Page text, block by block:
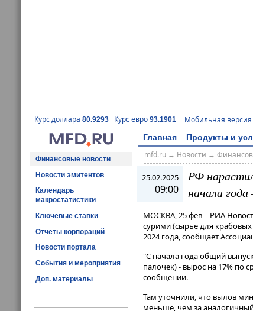
Курс доллара 80.9293 Курс евро 93.1901 Мобильная версия
Главная Продукты и
Финансовые новости
Новости эмитентов
Календарь
макростатистики
Ключевые ставки
Отчёты корпораций
Новости портала
События и мероприятия
Доп. материалы
mfd.ru→ Новости →
25.02.2025
09:00
РФ
начала
МОСКВА, 25 фев – РИА
сурими (сырье для
2024 года, сообщает
"С начала года общий
палочек) - вырос на 17% по
сообщении​​​.
Там уточнили, что вылов
меньше, чем за